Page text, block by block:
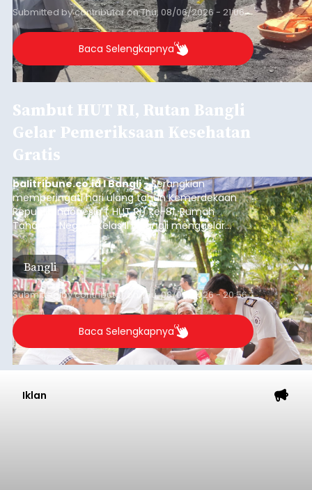
Submitted bycontributoronThu, 08/06/2026 - 21:06
Baca Selengkapnya
Sambut HUT RI, Rutan Bangli
Gelar Pemeriksaan Kesehatan
Gratis
balitribune.co.id I Bangli -Serangkian
memperingati hari ulang tahun Kemerdekaan
Republik Indonesia ( HUT RI) ke-81, Rumah
Tahanan Negara Kelas II B Bangli menggelar
kegiatan pemeriksaan kesehatan gratis, Rabu
(6/8/2026).
Bangli
Submitted bycontributor Thu, 08/06/2026 - 20:56
Baca Selengkapnya
Iklan